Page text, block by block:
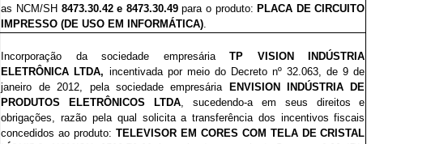
as NCM/SH 8473.30.42 e 8473.30.49para o produto: PLACA DE CIRCUITO
IMPRESSO (DE USO EM INFORMÁTICA).
Incorporação da sociedade empresáriaTP VISION INDÚSTRIA
ELETRÔNICA LTDA, incentivada por meio do Decreto nº 32.063, de 9 de
janeiro de 2012, pela sociedade empresária
ENVISION INDÚSTRIA DE
PRODUTOS ELETRÔNICOS LTDA, sucedendo-a em seus direitos e
obrigações, razão pela qual solicita a transferência dos incentivos fiscais
concedidos ao produto:TELEVISOR EM CORES COM TELA DE CRISTAL